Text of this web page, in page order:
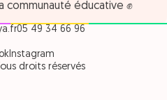
communauté éducative ✊
05 49 34 66 96
Instagram
droits réservés